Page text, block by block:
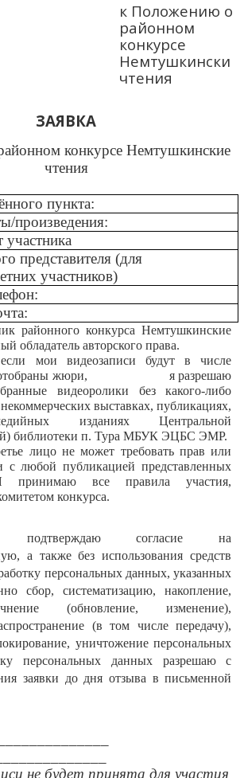
к Положению о
районном
конкурсе
Немтушкински
чтения
ЗАЯВКА
конкурсе Немтушкинские
чтения
пункта:
произведения:
представителя (для
участников)
районного конкурса Немтушкинские
обладатель авторского права.
мои видеозаписи будут в числе
жюри,
я разрешаю
видеоролики без какого-либо
выставках, публикациях,
изданиях Центральной
библиотеки п. Тура МБУК ЭЦБС ЭМР.
лицо не может требовать прав или
с любой публикацией представленных
принимаю все правила участия,
конкурса.
подтверждаю согласие на
а также без использования средств
персональных данных, указанных
сбор, систематизацию, накопление,
(обновление, изменение),
(в том числе передачу),
уничтожение персональных
персональных данных разрешаю с
заявки до дня отзыва в письменной
не будет принята для участия